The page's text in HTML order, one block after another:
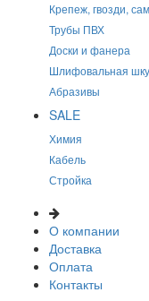
Крепеж, гвозди,
Трубы ПВХ
Доски и фанера
Шлифовальная
Абразивы
SALE
Химия
Кабель
Стройка
О компании
Доставка
Оплата
Контакты